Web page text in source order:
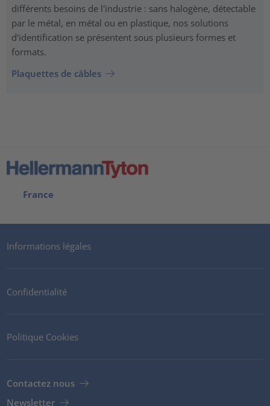
différents besoins de l'industrie : sans halogène, détectable
par le métal, en métal ou en plastique, nos solutions
d'identification se présentent sous plusieurs formes et
formats.
Plaquettes de câbles
France
Informations légales
Confidentialité
Politique Cookies
Contactez nous
Newsletter